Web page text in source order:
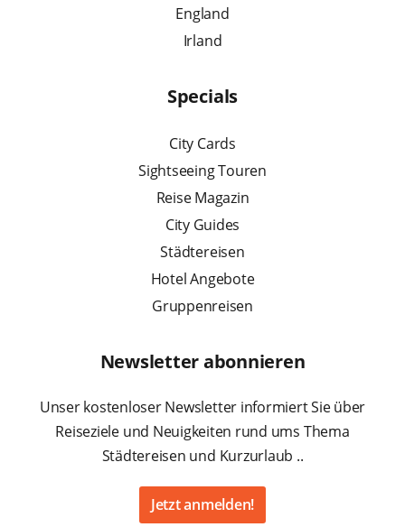
England
Irland
Specials
City Cards
Sightseeing Touren
Reise Magazin
City Guides
Städtereisen
Hotel Angebote
Gruppenreisen
Newsletter abonnieren
Unser kostenloser Newsletter informiert Sie über
Reiseziele und Neuigkeiten rund ums Thema
Städtereisen und Kurzurlaub ..
Jetzt anmelden!